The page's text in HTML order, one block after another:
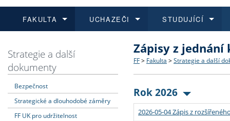
FAKULTA
Dozvědět se více
Struktura a historie
Strategie a další
Podpora a benefity pro
UCHAZEČI
Podat přihlášku
Co studovat a jak se
Učitelské studijní
Informace k průběhu
STUDUJÍCÍ
Dozvědět se více
Bakalářské a magisterské
Doktorské studium
Rigorózní řízení
Dozvědět se více
O vědě a výzkumu na FF
Akademické kvalifikace
Granty a projekty
Dozvědět se více
Aktuální nabídky a
Vyjíždějící studenti
Přijíždějící studenti
Strategie a další
dokumenty
Bezpečnost
Strategické a dlouhodobé záměry
FF UK pro udržitelnost
Zápisy z jednání
FF > Fakulta > Strategie a další
Rok 2026
2026-05-04 Zápis z